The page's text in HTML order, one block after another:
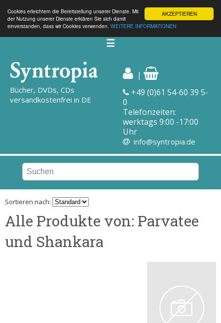
AKZEPTIEREN
Cookies erleichtern die Bereitstellung unserer Dienste. Mit
der Nutzung unserer Dienste erklären Sie sich damit
einverstanden, dass wir Cookies verwenden. WEITERE INFORMATIONEN
☰
Bücher, DVDs, CDs
versandkostenfrei in DE
|
+49 (0)61 54-60 39 5-
0
Telefonzeiten:
werktags 9:00 -17:00
Uhr
info@syntropia.de
Sortieren nach:
Alle Produkte von: Parvatee
und Shankara